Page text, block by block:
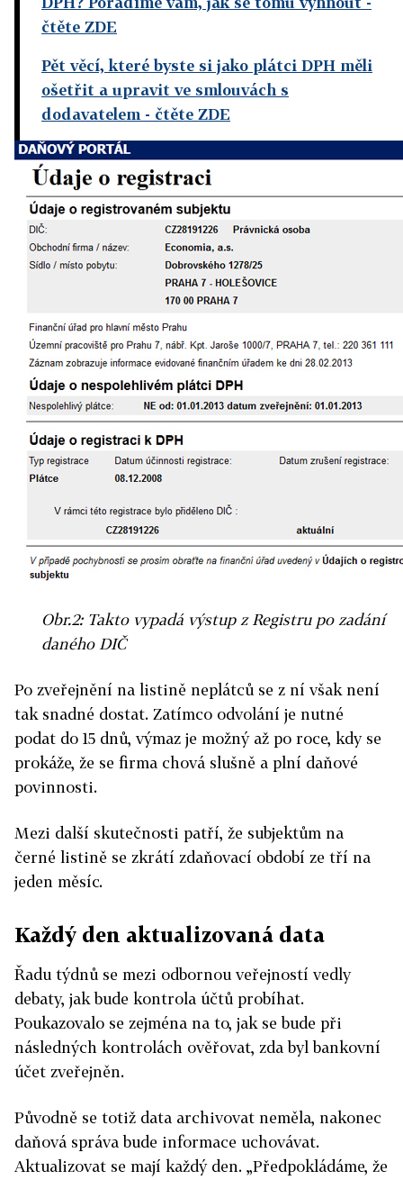
čtěte ZDE
Pět věcí, které byste si jako plátci DPH měli
ošetřit a upravit ve smlouvách s
dodavatelem - čtěte ZDE
Obr.2: Takto vypadá výstup z Registru po zadání
daného DIČ
Po zveřejnění na listině neplátců se z ní však není
tak snadné dostat. Zatímco odvolání je nutné
podat do 15 dnů, výmaz je možný až po roce, kdy se
prokáže, že se firma chová slušně a plní daňové
povinnosti.
Mezi další skutečnosti patří, že subjektům na
černé listině se zkrátí zdaňovací období ze tří na
jeden měsíc.
Každý den aktualizovaná data
Řadu týdnů se mezi odbornou veřejností vedly
debaty, jak bude kontrola účtů probíhat.
Poukazovalo se zejména na to, jak se bude při
následných kontrolách ověřovat, zda byl bankovní
účet zveřejněn.
Původně se totiž data archivovat neměla, nakonec
daňová správa bude informace uchovávat.
Aktualizovat se mají každý den. „Předpokládáme, že